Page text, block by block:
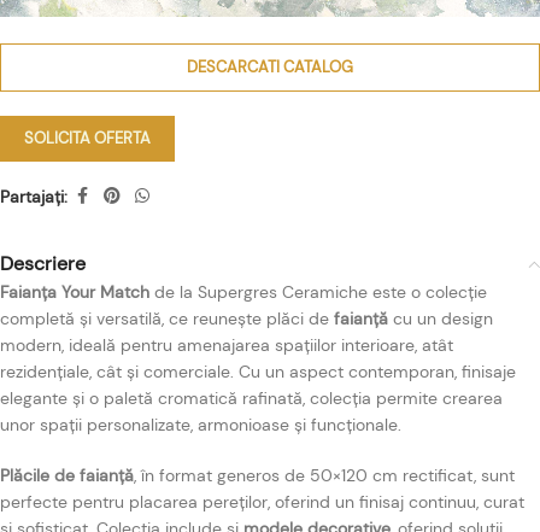
DESCARCATI CATALOG
SOLICITA OFERTA
Partajați:
Descriere
Faianța Your Match de la Supergres Ceramiche este o colecție
completă și versatilă, ce reunește plăci de faianță cu un design
modern, ideală pentru amenajarea spațiilor interioare, atât
rezidențiale, cât și comerciale. Cu un aspect contemporan, finisaje
elegante și o paletă cromatică rafinată, colecția permite crearea
unor spații personalizate, armonioase și funcționale.
Plăcile de faianță, în format generos de 50×120 cm rectificat, sunt
perfecte pentru placarea pereților, oferind un finisaj continuu, curat